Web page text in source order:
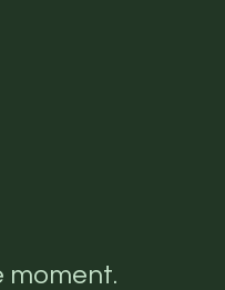
moment.